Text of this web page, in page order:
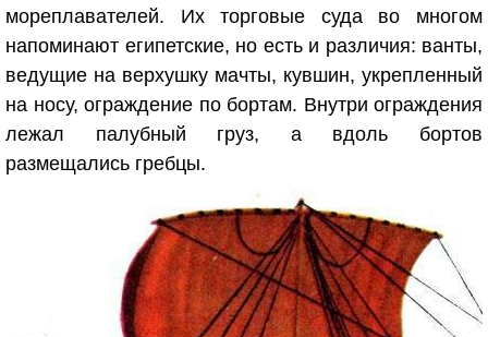
мореплавателей. Их торговые суда во многом
напоминают египетские, но есть и различия: ванты,
ведущие на верхушку мачты, кувшин, укрепленный
на носу, ограждение по бортам. Внутри ограждения
лежал палубный груз, а вдоль бортов
размещались гребцы.